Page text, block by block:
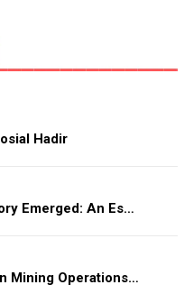
Hadir
Emerged: An Es…
Mining Operations…